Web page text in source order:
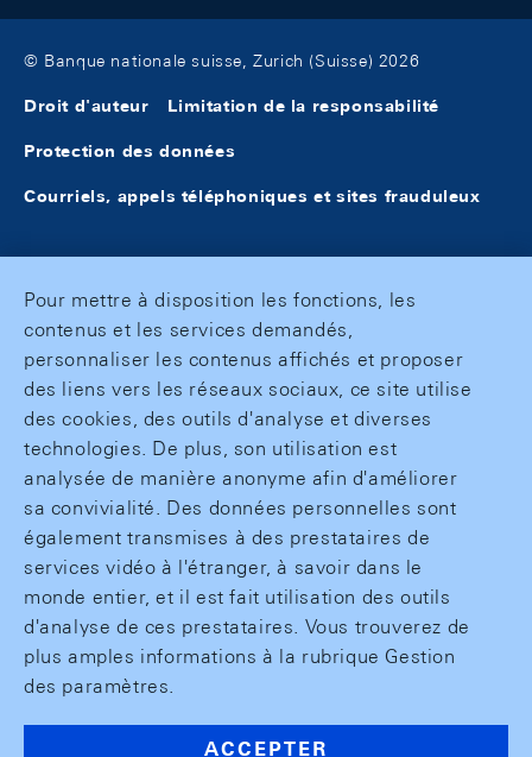
© Banque nationale suisse, Zurich (Suisse) 2026
Droit d'auteur Limitation de la responsabilité
Protection des données
Courriels, appels téléphoniques et sites frauduleux
Pour mettre à disposition les fonctions, les
contenus et les services demandés,
personnaliser les contenus affichés et proposer
des liens vers les réseaux sociaux, ce site utilise
des cookies, des outils d'analyse et diverses
technologies. De plus, son utilisation est
analysée de manière anonyme afin d'améliorer
sa convivialité. Des données personnelles sont
également transmises à des prestataires de
services vidéo à l'étranger, à savoir dans le
monde entier, et il est fait utilisation des outils
d'analyse de ces prestataires. Vous trouverez de
plus amples informations à la rubrique Gestion
des paramètres.
ACCEPTER